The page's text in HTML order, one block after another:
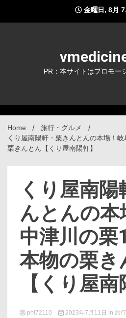
content
金曜日, 8月
PR：本サイトはプロモー
Home
旅行・グルメ
くり屋南陽軒・栗きんとんの本場！
栗きんとん【くり屋南陽軒】
くり屋南陽
んとんの本
中津川の栗
本物の栗き
【くり屋南
phi72110 2023年7月11日 in 旅